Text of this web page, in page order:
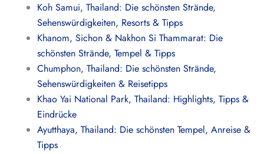
Koh Samui, Thailand: Die schönsten Strände,
Sehenswürdigkeiten, Resorts & Tipps
Khanom, Sichon & Nakhon Si Thammarat: Die
schönsten Strände, Tempel & Tipps
Chumphon, Thailand: Die schönsten Strände,
Sehenswürdigkeiten & Reisetipps
Khao Yai National Park, Thailand: Highlights, Tipps &
Eindrücke
Ayutthaya, Thailand: Die schönsten Tempel, Anreise &
Tipps